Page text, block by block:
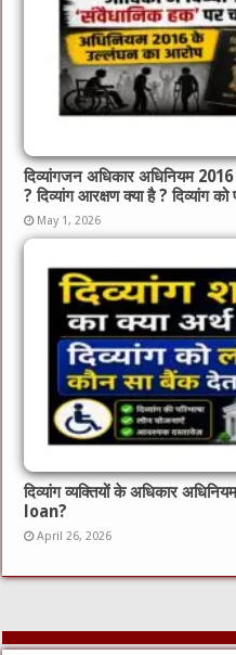
दिव्यांगजन अधिकार अधिनियम
? दिव्यांग आरक्षण क्या है ? दिव्यांग
May 1, 2026
दिव्यांग व्यक्तियों के अधिकार
loan?
April 26, 2026